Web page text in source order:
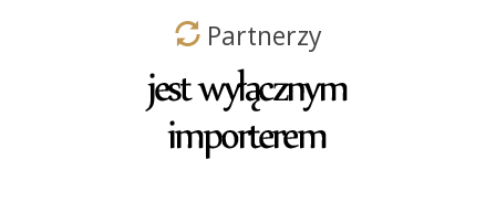
Partnerzy